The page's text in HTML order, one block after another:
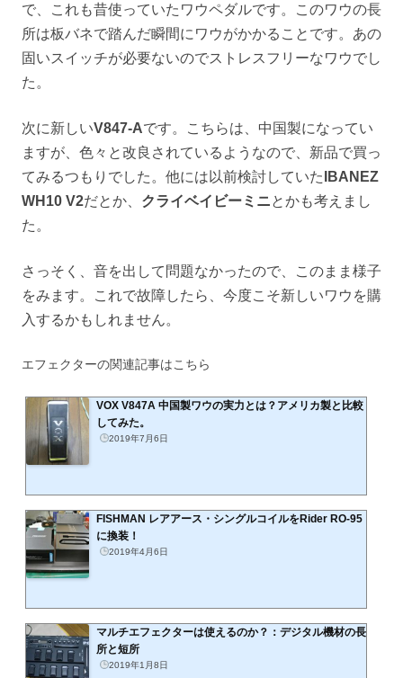
で、これも昔使っていたワウペダルです。このワウの長
所は板バネで踏んだ瞬間にワウがかかることです。あの
固いスイッチが必要ないのでストレスフリーなワウでし
た。
次に新しいV847-Aです。こちらは、中国製になってい
ますが、色々と改良されているようなので、新品で買っ
てみるつもりでした。他には以前検討していた IBANEZ
WH10 V2だとか、 クライベイビーミニとかも考えまし
た。
さっそく、音を出して問題なかったので、このまま様子
をみます。これで故障したら、今度こそ新しいワウを購
入するかもしれません。
エフェクターの関連記事はこちら
VOX V847A 中国製ワウの実力とは？アメリカ製と比較
してみた。
2019年7月6日
FISHMAN レアアース・シングルコイルをRider RO-95
に換装！
2019年4月6日
マルチエフェクターは使えるのか？：デジタル機材の長
所と短所
2019年1月8日